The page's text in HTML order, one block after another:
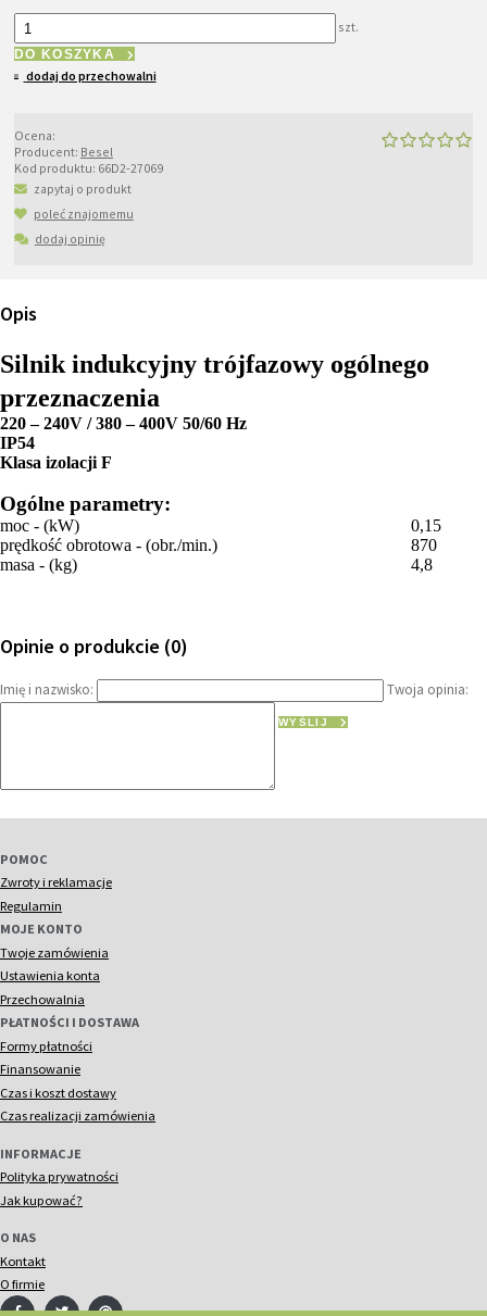
szt.
DO KOSZYKA
dodaj do przechowalni
Ocena:
Producent: Besel
Kod produktu: 66D2-27069
zapytaj o produkt
poleć znajomemu
dodaj opinię
Opis
Silnik indukcyjny trójfazowy ogólnego
przeznaczenia
220 – 240V / 380 – 400V 50/60 Hz
IP54
Klasa izolacji F
Ogólne parametry:
moc - (kW)
0,15
prędkość obrotowa - (obr./min.)
870
masa - (kg)
4,8
Opinie o produkcie (0)
Imię i nazwisko: Twoja opinia:
WYŚLIJ
POMOC
Zwroty i reklamacje
Regulamin
MOJE KONTO
Twoje zamówienia
Ustawienia konta
Przechowalnia
PŁATNOŚCI I DOSTAWA
Formy płatności
Finansowanie
Czas i koszt dostawy
Czas realizacji zamówienia
INFORMACJE
Polityka prywatności
Jak kupować?
O NAS
Kontakt
O firmie